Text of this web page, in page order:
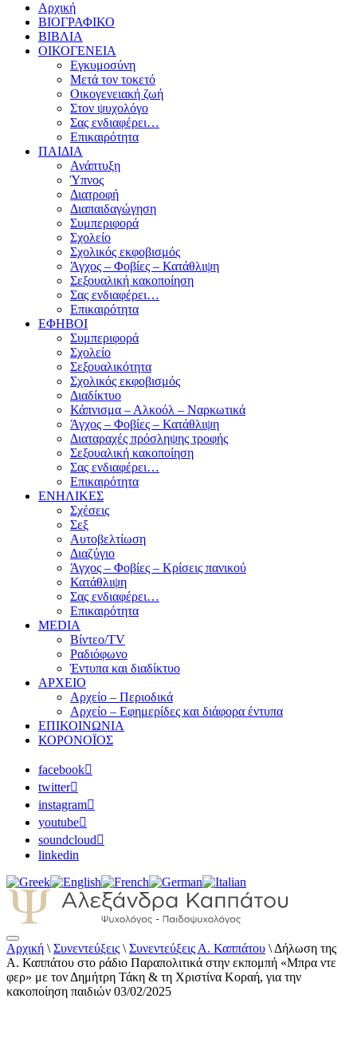
Αρχική
ΒΙΟΓΡΑΦΙΚΟ
ΒΙΒΛΙΑ
ΟΙΚΟΓΕΝΕΙΑ
Εγκυμοσύνη
Μετά τον τοκετό
Οικογενειακή ζωή
Στον ψυχολόγο
Σας ενδιαφέρει…
Επικαιρότητα
ΠΑΙΔΙΑ
Ανάπτυξη
Ύπνος
Διατροφή
Διαπαιδαγώγηση
Συμπεριφορά
Σχολείο
Σχολικός εκφοβισμός
Άγχος – Φοβίες – Κατάθλιψη
Σεξουαλική κακοποίηση
Σας ενδιαφέρει…
Επικαιρότητα
ΕΦΗΒΟΙ
Συμπεριφορά
Σχολείο
Σεξουαλικότητα
Σχολικός εκφοβισμός
Διαδίκτυο
Κάπνισμα – Αλκοόλ – Ναρκωτικά
Άγχος – Φοβίες – Κατάθλιψη
Διαταραχές πρόσληψης τροφής
Σεξουαλική κακοποίηση
Σας ενδιαφέρει…
Επικαιρότητα
ΕΝΗΛΙΚΕΣ
Σχέσεις
Σεξ
Αυτοβελτίωση
Διαζύγιο
Άγχος – Φοβίες – Κρίσεις πανικού
Κατάθλιψη
Σας ενδιαφέρει…
Επικαιρότητα
MEDIA
Βίντεο/TV
Ραδιόφωνο
Έντυπα και διαδίκτυο
ΑΡΧΕΙΟ
Αρχείο – Περιοδικά
Αρχείο – Εφημερίδες και διάφορα έντυπα
ΕΠΙΚΟΙΝΩΝΙΑ
ΚΟΡΟΝΟΪΟΣ
facebook
twitter
instagram
youtube
soundcloud
linkedin
Αλεξάνδρα Καππάτου Ψυχολόγος –
Παιδοψυχολόγος
Αρχική \ Συνεντεύξεις \ Συνεντεύξεις Α. Καππάτου \ Δήλωση της
Α. Καππάτου στο ράδιο Παραπολιτικά στην εκπομπή «Μπρα ντε
φερ» με τον Δημήτρη Τάκη & τη Χριστίνα Κοραή, για την
κακοποίηση παιδιών 03/02/2025